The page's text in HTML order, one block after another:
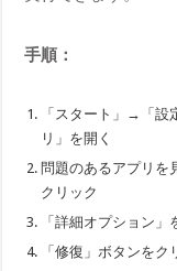
手順：
「スタート」→「
リ」を開く
問題のあるアプリを
クリック
「詳細オプション」
「修復」ボタンをク